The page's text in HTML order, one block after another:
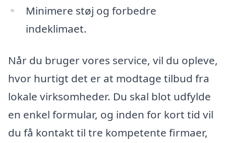
Minimere støj og forbedre
indeklimaet.
Når du bruger vores service, vil du opleve,
hvor hurtigt det er at modtage tilbud fra
lokale virksomheder. Du skal blot udfylde
en enkel formular, og inden for kort tid vil
du få kontakt til tre kompetente firmaer,